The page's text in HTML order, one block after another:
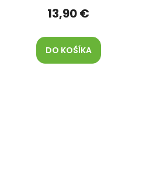
13,90 €
DO KOŠÍKA